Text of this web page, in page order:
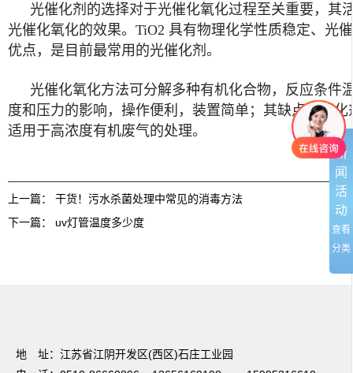
新
闻
活
动
查看
分类
光催化剂的选择对于光催化氧化过程至关重要，其
光催化氧化的效果。TiO2 具有物理化学性质稳定、光
优点，是目前最常用的光催化剂。
光催化氧化方法可分解多种有机化合物，反应条件
度和压力的影响，操作便利，装置简单；其缺点是催
适用于高浓度有机废气的处理。
上一篇： 干货！污水杀菌处理中常见的消毒方法
下一篇： uv灯管温度多少度
超细纤维布
地 址：江苏省江阴开发区(西区)石庄工业园